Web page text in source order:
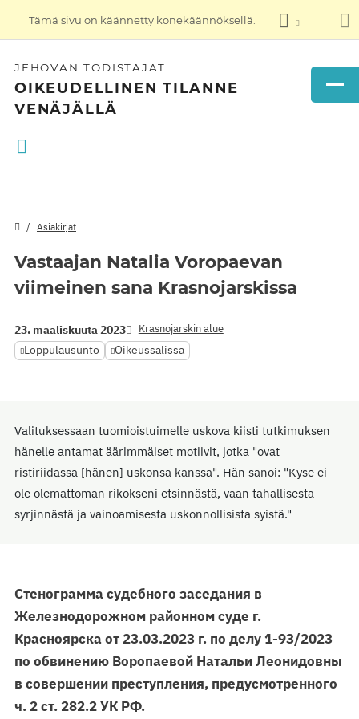
Tämä sivu on käännetty konekäännöksellä.
JEHOVAN TODISTAJAT
OIKEUDELLINEN TILANNE
VENÄJÄLLÄ
Asiakirjat
Vastaajan Natalia Voropaevan
viimeinen sana Krasnojarskissa
23. maaliskuuta 2023 Krasnojarskin alue
Loppulausunto Oikeussalissa
Valituksessaan tuomioistuimelle uskova kiisti tutkimuksen
hänelle antamat äärimmäiset motiivit, jotka "ovat
ristiriidassa [hänen] uskonsa kanssa". Hän sanoi: "Kyse ei
ole olemattoman rikokseni etsinnästä, vaan tahallisesta
syrjinnästä ja vainoamisesta uskonnollisista syistä."
Стенограмма судебного заседания в
Железнодорожном районном суде г.
Красноярска от 23.03.2023 г. по делу 1-93/2023
по обвинению Воропаевой Натальи Леонидовны
в совершении преступления, предусмотренного
ч. 2 ст. 282.2 УК РФ.